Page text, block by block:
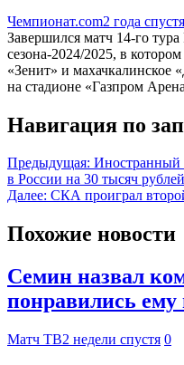
Чемпионат.com2 года спустя
Завершился матч 14-го
сезона-2024/2025, в
«Зенит» и
на стадионе «Газпром
Навигация по
Предыдущая: Иностранный
в России на 30 тысяч рублей
Далее: СКА проиграл
Похожие новости
Семин назвал
понравились
Матч ТВ2 недели спустя 0